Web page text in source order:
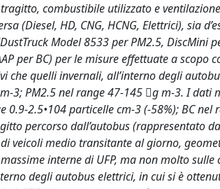
combustibile utilizzato e
(Diesel, HD, CNG, HCNG, Elettrici), sia
Model 8533 per PM2.5, DiscMini
per BC) per le misure effettuate a scopo
quelli invernali, all’interno degli
3; PM2.5 nel range 47-145 g m-3. I dati
2.5•104 particelle cm-3 (-58%); BC nel
percorso dall’autobus (rappresentato
veicoli medio transitante al giorno,
interne di UFP, ma non molto sulle
degli autobus elettrici, in cui si è